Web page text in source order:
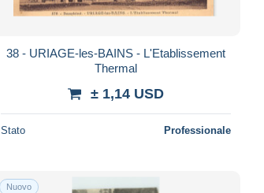
38 - URIAGE-les-BAINS - L'Etablissement
Thermal
± 1,14 USD
Stato Professionale
Nuovo